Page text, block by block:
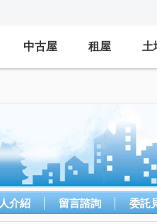
中古屋 租屋 土
介紹 留言諮詢 委託